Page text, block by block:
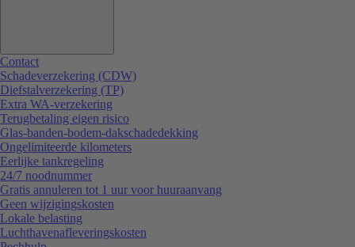
Contact
Schadeverzekering (CDW)
Diefstalverzekering (TP)
Extra WA-verzekering
Terugbetaling eigen risico
Glas-banden-bodem-dakschadedekking
Ongelimiteerde kilometers
Eerlijke tankregeling
24/7 noodnummer
Gratis annuleren tot 1 uur voor huuraanvang
Geen wijzigingskosten
Lokale belasting
Luchthavenafleveringskosten